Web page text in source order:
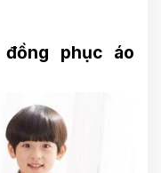
phục áo